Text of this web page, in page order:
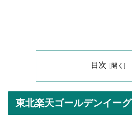
目次
東北楽天ゴールデンイー